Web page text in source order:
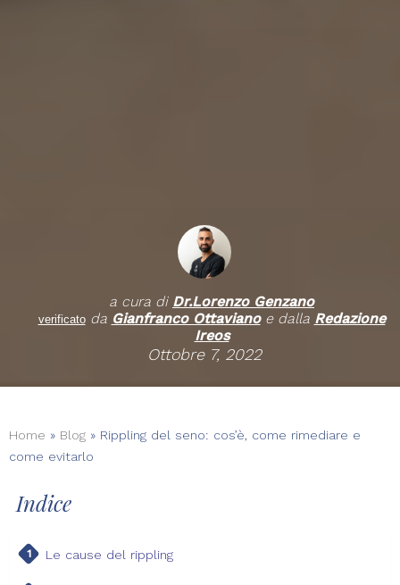
a cura di Dr.Lorenzo Genzano
verificatoda Gianfranco Ottavianoe dalla Redazione
Ireos
Ottobre 7, 2022
Home » Blog » Rippling del seno: cos’è, come rimediare e
come evitarlo
Indice
Le cause del rippling